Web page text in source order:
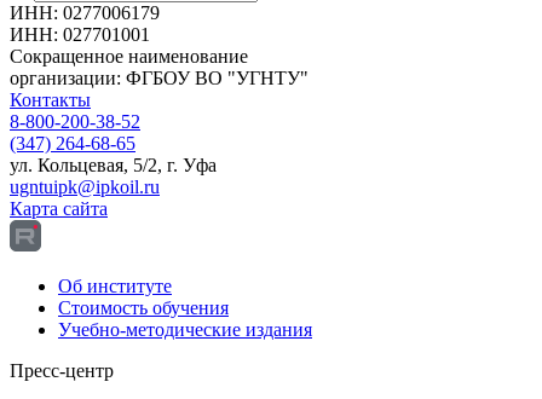
ИНН: 0277006179
ИНН: 027701001
Сокращенное наименование
организации: ФГБОУ ВО "УГНТУ"
Контакты
8-800-200-38-52
(347) 264-68-65
ул. Кольцевая, 5/2, г. Уфа
ugntuipk@ipkoil.ru
Карта сайта
Об институте
Стоимость обучения
Учебно-методические издания
Пресс-центр